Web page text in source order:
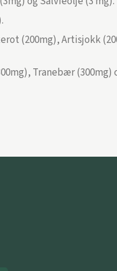
(200mg), Artisjokk
Tranebær (300mg)